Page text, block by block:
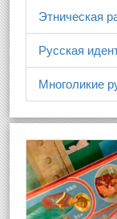
Этническая
Русская
Многоликие